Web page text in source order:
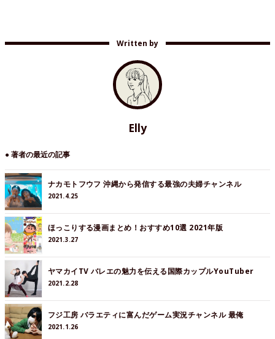
Written by
Elly
● 著者の最近の記事
ナカモトフウフ 沖縄から発信する最強の夫婦チャンネル
2021.4.25
ほっこりする漫画まとめ！おすすめ10選 2021年版
2021.3.27
ヤマカイTV バレエの魅力を伝える国際カップルYouTuber
2021.2.28
フジ工房 バラエティに富んだゲーム実況チャンネル 最俺
2021.1.26